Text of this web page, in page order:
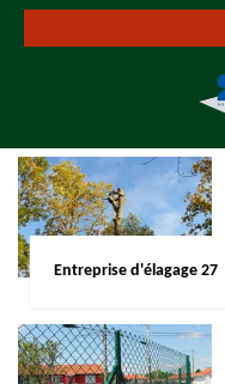
Entreprise d'élagage 27